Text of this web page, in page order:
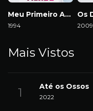
Meu Primeiro Amor – Parte 2
1994 2009
Mais Vistos
Até os Ossos
2022